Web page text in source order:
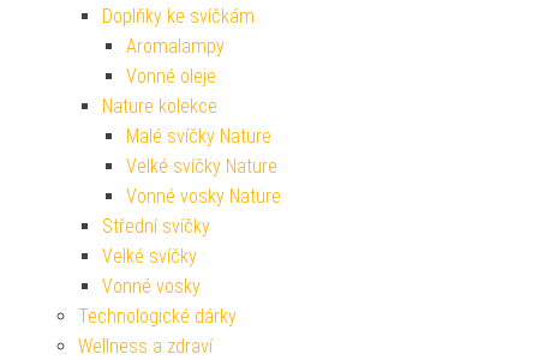
Doplňky ke svíčkám
Aromalampy
Vonné oleje
Nature kolekce
Malé svíčky Nature
Velké svíčky Nature
Vonné vosky Nature
Střední svíčky
Velké svíčky
Vonné vosky
Technologické dárky
Wellness a zdraví